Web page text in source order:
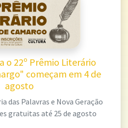
o 22º Prêmio Literário
começam em 4 de
agosto
das Palavras e Nova Geração
gratuitas até 25 de agosto